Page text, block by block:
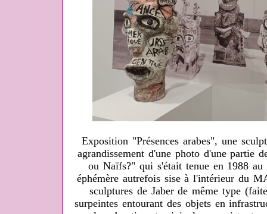
Exposition "Présences arabes", une
agrandissement d'une photo d'une partie
ou Naïfs?" qui s'était tenue en 1988 au
éphémère autrefois sise à l'intérieur du
sculptures de Jaber de même type
surpeintes entourant des objets en